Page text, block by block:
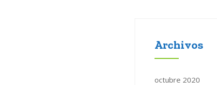
Archivos
octubre 2020